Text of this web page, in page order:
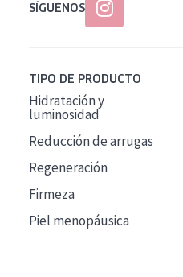
SÍGUENOS
TIPO DE PRODUCTO
Hidratación y
luminosidad
Reducción de arrugas
Regeneración
Firmeza
Piel menopáusica